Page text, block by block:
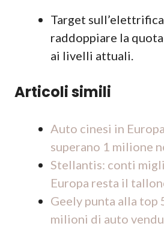
Target
raddoppiare la
ai livelli attuali.
Articoli simili
Auto cinesi in
superano 1 milione
Stellantis: conti
Europa resta il
Geely punta alla top
milioni di auto